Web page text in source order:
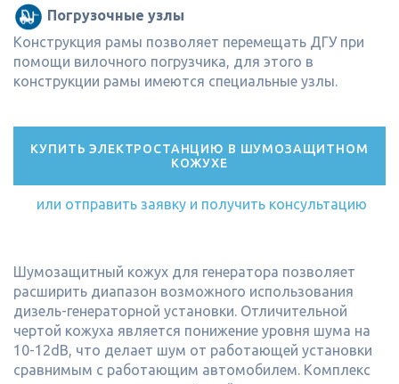
Погрузочные узлы
Конструкция рамы позволяет перемещать ДГУ при
помощи вилочного погрузчика, для этого в
конструкции рамы имеются специальные узлы.
КУПИТЬ ЭЛЕКТРОСТАНЦИЮ В ШУМОЗАЩИТНОМ
КОЖУХЕ
или отправить заявку и получить консультацию
Шумозащитный кожух для генератора позволяет
расширить диапазон возможного использования
дизель-генераторной установки. Отличительной
чертой кожуха является понижение уровня шума на
10-12dB, что делает шум от работающей установки
сравнимым с работающим автомобилем. Комплекс